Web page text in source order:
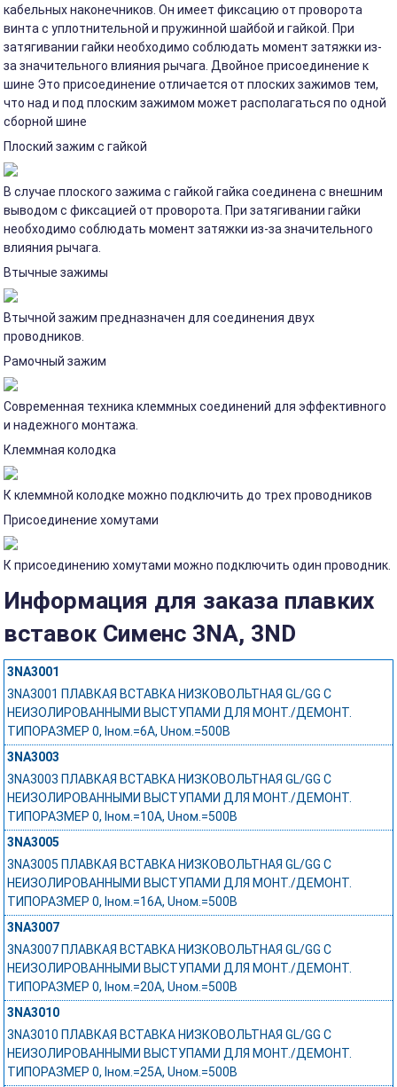
кабельных наконечников. Он имеет фиксацию от проворота
винта с уплотнительной и пружинной шайбой и гайкой. При
затягивании гайки необходимо соблюдать момент затяжки из-
за значительного влияния рычага. Двойное присоединение к
шине Это присоединение отличается от плоских зажимов тем,
что над и под плоским зажимом может располагаться по одной
сборной шине
Плоский зажим с гайкой
В случае плоского зажима с гайкой гайка соединена с внешним
выводом с фиксацией от проворота. При затягивании гайки
необходимо соблюдать момент затяжки из-за значительного
влияния рычага.
Втычные зажимы
Втычной зажим предназначен для соединения двух
проводников.
Рамочный зажим
Современная техника клеммных соединений для эффективного
и надежного монтажа.
Клеммная колодка
К клеммной колодке можно подключить до трех проводников
Присоединение хомутами
К присоединению хомутами можно подключить один проводник.
Информация для заказа плавких
вставок Сименс 3NA, 3ND
3NA3001
3NA3001 ПЛАВКАЯ ВСТАВКА НИЗКОВОЛЬТНАЯ GL/GG С
НЕИЗОЛИРОВАННЫМИ ВЫСТУПАМИ ДЛЯ МОНТ./ДЕМОНТ.
ТИПОРАЗМЕР 0, Iном.=6A, Uном.=500В
3NA3003
3NA3003 ПЛАВКАЯ ВСТАВКА НИЗКОВОЛЬТНАЯ GL/GG С
НЕИЗОЛИРОВАННЫМИ ВЫСТУПАМИ ДЛЯ МОНТ./ДЕМОНТ.
ТИПОРАЗМЕР 0, Iном.=10A, Uном.=500В
3NA3005
3NA3005 ПЛАВКАЯ ВСТАВКА НИЗКОВОЛЬТНАЯ GL/GG С
НЕИЗОЛИРОВАННЫМИ ВЫСТУПАМИ ДЛЯ МОНТ./ДЕМОНТ.
ТИПОРАЗМЕР 0, Iном.=16A, Uном.=500В
3NA3007
3NA3007 ПЛАВКАЯ ВСТАВКА НИЗКОВОЛЬТНАЯ GL/GG С
НЕИЗОЛИРОВАННЫМИ ВЫСТУПАМИ ДЛЯ МОНТ./ДЕМОНТ.
ТИПОРАЗМЕР 0, Iном.=20A, Uном.=500В
3NA3010
3NA3010 ПЛАВКАЯ ВСТАВКА НИЗКОВОЛЬТНАЯ GL/GG С
НЕИЗОЛИРОВАННЫМИ ВЫСТУПАМИ ДЛЯ МОНТ./ДЕМОНТ.
ТИПОРАЗМЕР 0, Iном.=25A, Uном.=500В